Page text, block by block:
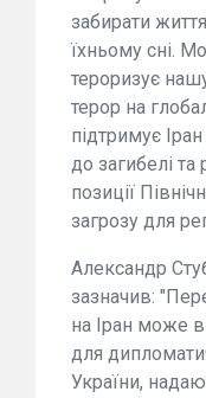
забирати
їхньому сні.
тероризує
терор на
підтримує
до загибелі
позиції
загрозу для
Александр
зазначив:
на Іран може
для
України,